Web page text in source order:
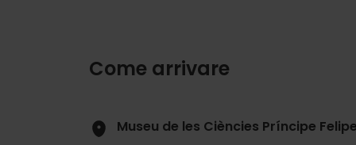
Come arrivare
Museu de les Ciències Príncipe